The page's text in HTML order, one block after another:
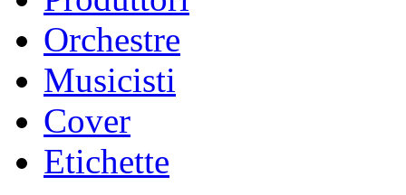
Orchestre
Musicisti
Cover
Etichette